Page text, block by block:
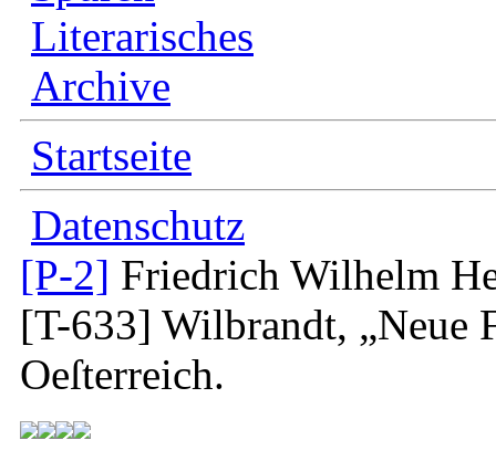
Literarisches
Archive
Startseite
Datenschutz
[P-2] Friedrich Wilhelm
[T-633] Wilbrandt, „Neue
Oeſterreich.